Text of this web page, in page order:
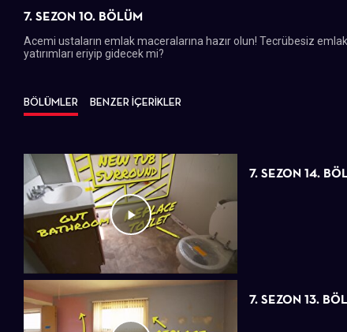
7. SEZON 10. BÖLÜM
Acemi ustaların emlak maceralarına hazır olun! Tecrübesiz
yatırımları eriyip gidecek mi?
BÖLÜMLER
BENZER İÇERİKLER
7. SEZON 14.
7. SEZON 13.